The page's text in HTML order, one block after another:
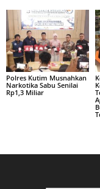
Polres Kutim Musnahkan
Narkotika Sabu Senilai
Rp1,3 Miliar